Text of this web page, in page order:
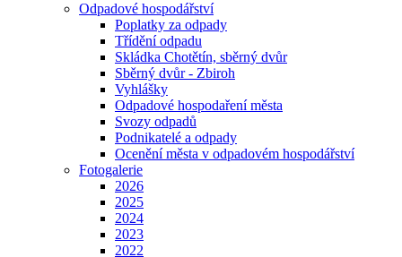
Odpadové hospodářství
Poplatky za odpady
Třídění odpadu
Skládka Chotětín, sběrný dvůr
Sběrný dvůr - Zbiroh
Vyhlášky
Odpadové hospodaření města
Svozy odpadů
Podnikatelé a odpady
Ocenění města v odpadovém hospodářství
Fotogalerie
2026
2025
2024
2023
2022